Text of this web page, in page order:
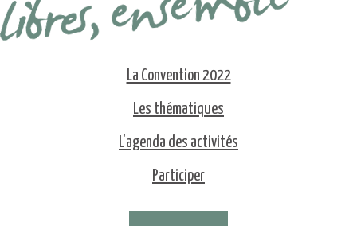
La Convention 2022
Les thématiques
L'agenda des activités
Participer